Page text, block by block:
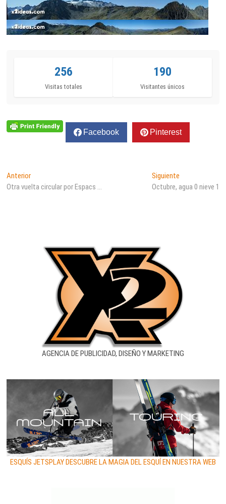
256
Visitas totales
190
Visitantes únicos
Facebook Pinterest
Navegación
de
AnteriorEntrada
anterior:
Otra vuelta circular por Espacs …
SiguienteEntrada
siguiente:
Octubre, agua 0 nieve 1
AGENCIA DE PUBLICIDAD, DISEÑO Y MARKETING
ESQUÍS JETSPLAY DESCUBRE LA MAGIA DEL ESQUÍ EN NUESTRA WEB